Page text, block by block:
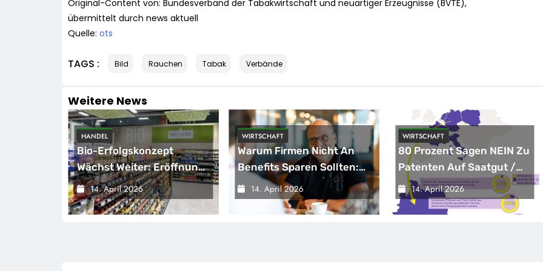
Original-Content von: Bundesverband der Tabakwirtschaft und neuartiger Erzeugnisse (BVTE),
übermittelt durch news aktuell
Quelle: ots
TAGS : Bild Rauchen Tabak Verbände
Weitere News
HANDEL
Bio-Erfolgskonzept
Wächst Weiter: Eröffnung
Der 200. NATURKIND-Welt
Bei EDEKA
14. April 2026
WIRTSCHAFT
Warum Firmen Nicht An
Benefits Sparen Sollten:
VW Als Gutes Vorbild
14. April 2026
WIRTSCHAFT
80 Prozent Sagen NEIN Zu
Patenten Auf Saatgut /
Repräsentative Umfrage
In Fünf EU-
Mitgliedstaaten
14. April 2026